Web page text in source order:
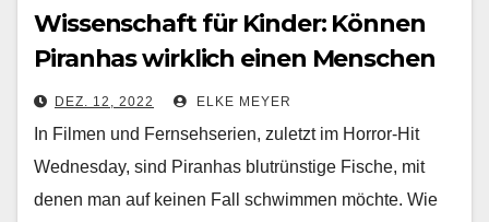
Wissenschaft für Kinder: Können
Piranhas wirklich einen Menschen
töten und ihn bis auf die Knochen
abnagen?
DEZ. 12, 2022 ELKE MEYER
In Filmen und Fernsehserien, zuletzt im Horror-Hit
Wednesday, sind Piranhas blutrünstige Fische, mit
denen man auf keinen Fall schwimmen möchte. Wie